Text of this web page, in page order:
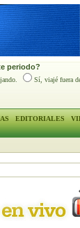
periodo?
Sí, viajé fuera
EDITORIALES